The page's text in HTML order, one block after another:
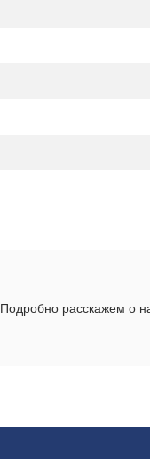
Подробно расскажем о